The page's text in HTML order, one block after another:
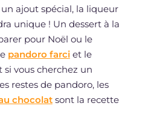
ajout spécial, la liqueur
unique ! Un dessert à la
pour Noël ou le
pandoro farciet le
si vous cherchez un
restes de pandoro, les
chocolatsont la recette